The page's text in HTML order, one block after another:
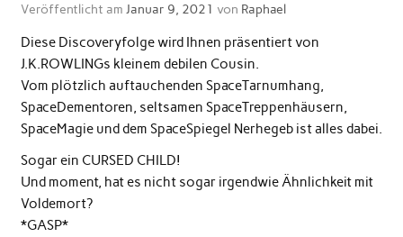
Veröffentlicht am Januar 9, 2021 von Raphael
Diese Discoveryfolge wird Ihnen präsentiert von
J.K.ROWLINGs kleinem debilen Cousin.
Vom plötzlich auftauchenden SpaceTarnumhang,
SpaceDementoren, seltsamen SpaceTreppenhäusern,
SpaceMagie und dem SpaceSpiegel Nerhegeb ist alles dabei.
Sogar ein CURSED CHILD!
Und moment, hat es nicht sogar irgendwie Ähnlichkeit mit
Voldemort?
*GASP*